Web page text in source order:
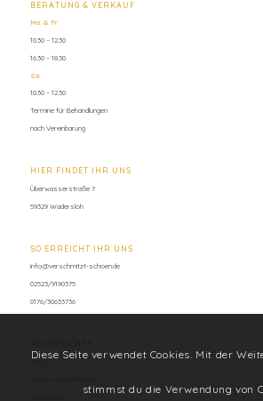
BERATUNG & VERKAUF
Mo. & Fr.
10.30 – 12.30
16.30 – 18.30
Sa.
10.30 – 12.30
Termine für Behandlungen
nach Vereinbarung
HIER FINDET IHR UNS
Überwasserstraße 7
59329 Wadersloh
SO ERREICHT IHR UNS
info@verschmitzt-schoen.de
02523/9190375
0176/30633736
RECHTLICHES
Datenschutzerklärung
Diese Seite verwendet Cookies. Mit der
stimmst du die Verwendung von